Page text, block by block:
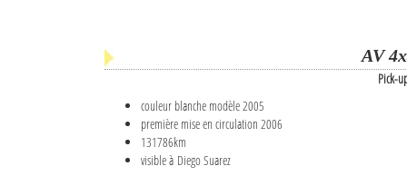
AV
Pick-
couleur blanche modèle 2005
première mise en circulation 2006
131786km
visible à Diego Suarez